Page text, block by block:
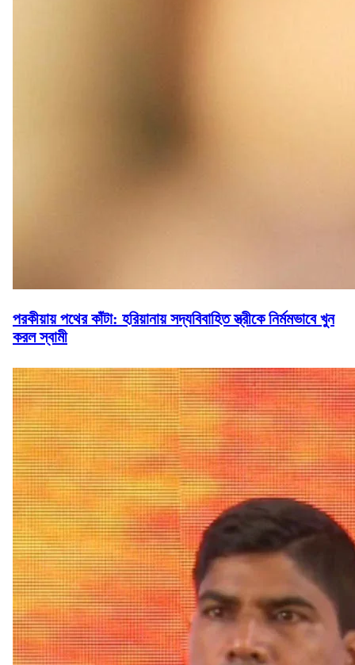
পরকীয়ায় পথের কাঁটা: হরিয়ানায় সদ্যবিবাহিত স্ত্রীকে নির্মমভাবে খুন
করল স্বামী